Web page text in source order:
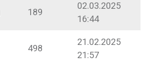
189
02.03.2025
16:44
498
21.02.2025
21:57